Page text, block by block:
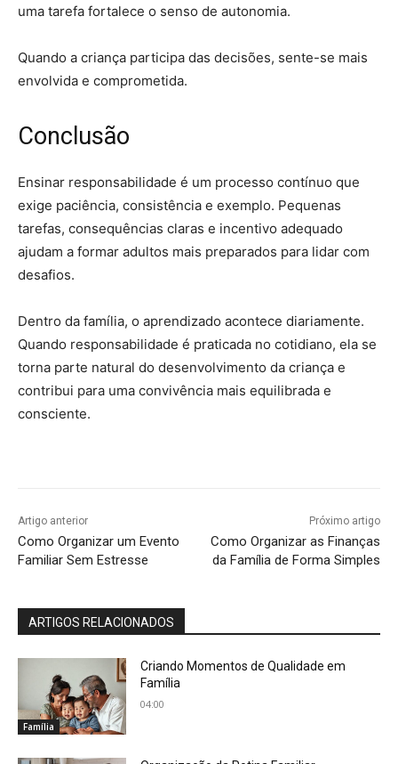
uma tarefa fortalece o senso de autonomia.
Quando a criança participa das decisões, sente-se mais
envolvida e comprometida.
Conclusão
Ensinar responsabilidade é um processo contínuo que
exige paciência, consistência e exemplo. Pequenas
tarefas, consequências claras e incentivo adequado
ajudam a formar adultos mais preparados para lidar com
desafios.
Dentro da família, o aprendizado acontece diariamente.
Quando responsabilidade é praticada no cotidiano, ela se
torna parte natural do desenvolvimento da criança e
contribui para uma convivência mais equilibrada e
consciente.
Artigo anterior
Como Organizar um Evento
Familiar Sem Estresse
Próximo artigo
Como Organizar as Finanças
da Família de Forma Simples
ARTIGOS RELACIONADOS
Família
Criando Momentos de Qualidade em
Família
04:00